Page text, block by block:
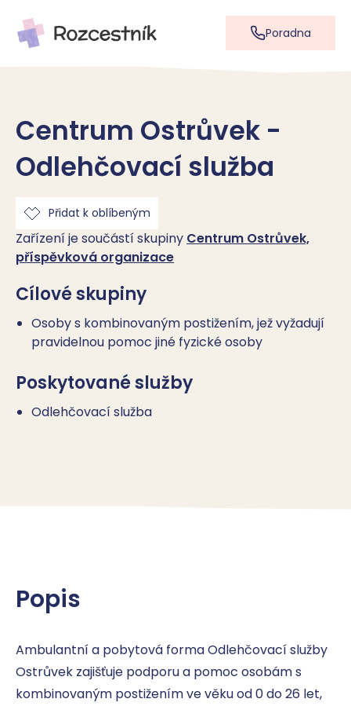
Poradna
Centrum Ostrůvek -
Odlehčovací služba
Přidat k oblíbeným
Zařízení je součástí skupiny Centrum Ostrůvek,
příspěvková organizace
Cílové skupiny
Osoby s kombinovaným postižením, jež vyžadují
pravidelnou pomoc jiné fyzické osoby
Poskytované služby
Odlehčovací služba
Popis
Ambulantní a pobytová forma Odlehčovací služby
Ostrůvek zajišťuje podporu a pomoc osobám s
kombinovaným postižením ve věku od 0 do 26 let,